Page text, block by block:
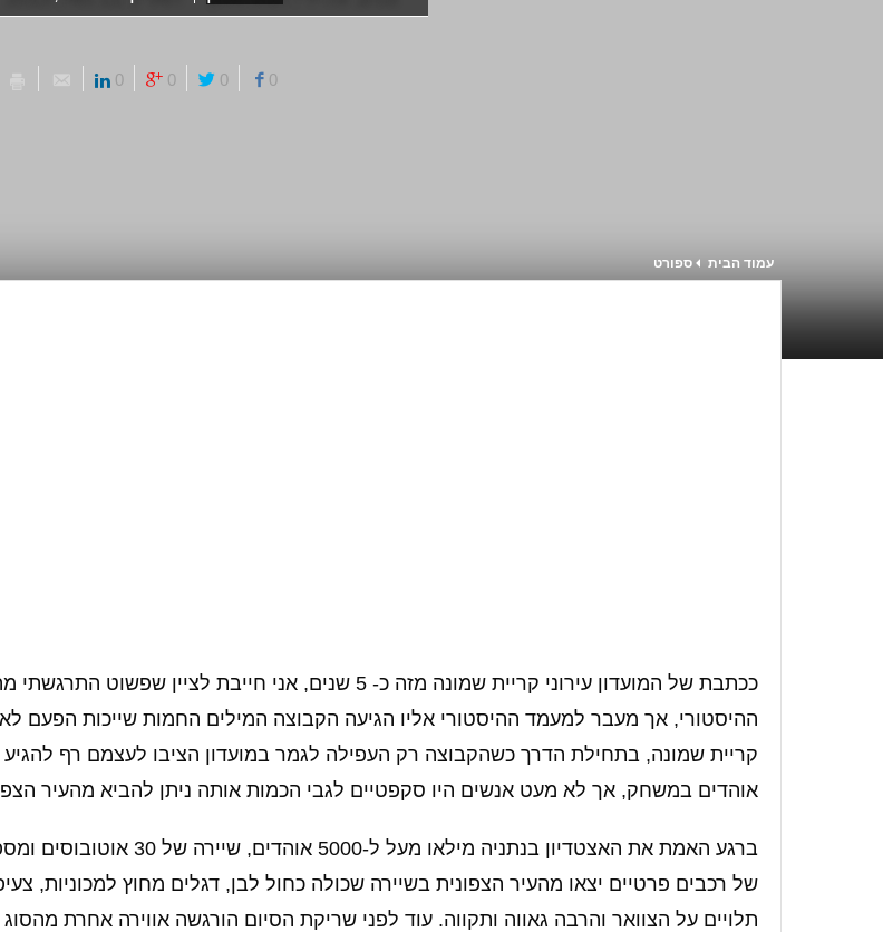
0
0
0
0
עמוד הבית ספורט
ככתבת של המועדון עירוני קריית שמונה מזה כ- 5 שנים, אני חייבת לציין שפשוט
ההיסטורי, אך מעבר למעמד ההיסטורי אליו הגיעה הקבוצה המילים החמות שייכות הפעם
אוהדים במשחק, אך לא מעט אנשים היו סקפטיים לגבי הכמות אותה ניתן להביא מהעיר
ברגע האמת את האצטדיון בנתניה מילאו מעל ל-5000 אוהדים,
של רכבים פרטיים יצאו מהעיר הצפונית בשיירה שכולה כחול לבן, דגלים מחוץ למכוניות,
תלויים על הצוואר והרבה גאווה ותקווה. עוד לפני שריקת הסיום הורגשה אווירה אחרת